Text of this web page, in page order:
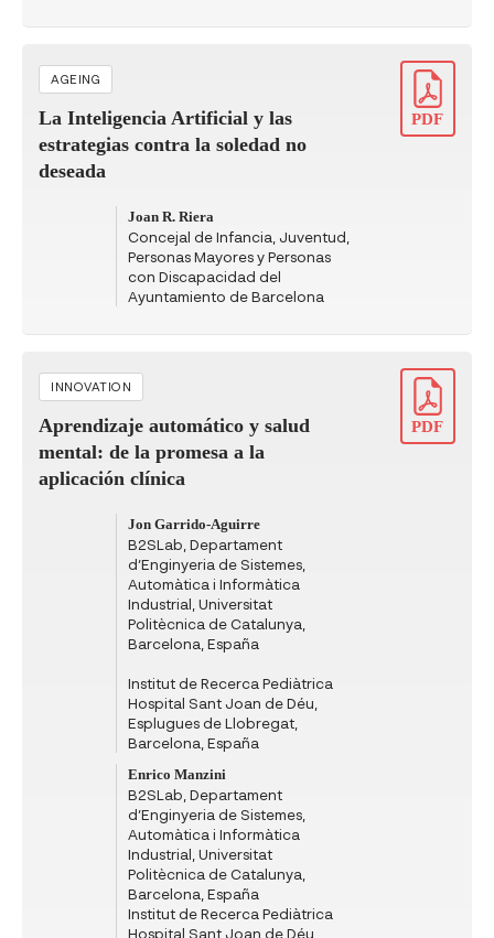
AGEING
La Inteligencia Artificial y las
estrategias contra la soledad no
deseada
Joan R. Riera
Concejal de Infancia, Juventud,
Personas Mayores y Personas
con Discapacidad del
Ayuntamiento de Barcelona
PDF
INNOVATION
Aprendizaje automático y salud
mental: de la promesa a la
aplicación clínica
Jon Garrido-Aguirre
B2SLab, Departament
d’Enginyeria de Sistemes,
Automàtica i Informàtica
Industrial, Universitat
Politècnica de Catalunya,
Barcelona, España
Institut de Recerca Pediàtrica
Hospital Sant Joan de Déu,
Esplugues de Llobregat,
Barcelona, España
Enrico Manzini
B2SLab, Departament
d’Enginyeria de Sistemes,
Automàtica i Informàtica
Industrial, Universitat
Politècnica de Catalunya,
Barcelona, España
Institut de Recerca Pediàtrica
Hospital Sant Joan de Déu,
PDF